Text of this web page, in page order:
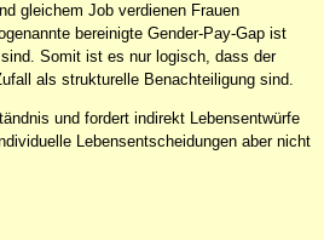
gleichem Job verdienen Frauen
bereinigte Gender-Pay-Gap ist
Somit ist es nur logisch, dass der
als strukturelle Benachteiligung sind.
und fordert indirekt Lebensentwürfe
Lebensentscheidungen aber nicht